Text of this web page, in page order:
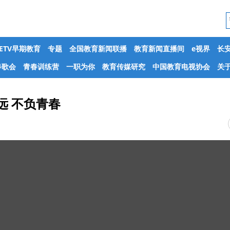
早期教育 专题 全国教育新闻联播 教育新闻直播间 e视界
长
会
青春训练营 一职为你 教育传媒研究 中国教育电视协会 关
不负青春